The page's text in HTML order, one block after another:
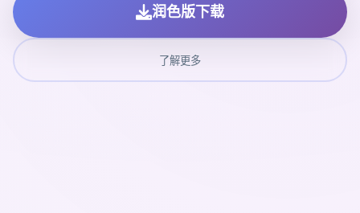
润色版下载
了解更多